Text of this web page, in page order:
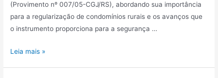
(Provimento nº 007/05-CGJ/RS), abordando sua importância
para a regularização de condomínios rurais e os avanços que
o instrumento proporciona para a segurança …
Leia mais »